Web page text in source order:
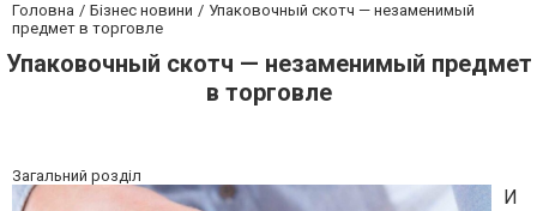
Головна Бізнес новини
Упаковочный скотч — незаменимый
предмет в торговле
Упаковочный скотч — незаменимый предмет
в торговле
Загальний розділ
И